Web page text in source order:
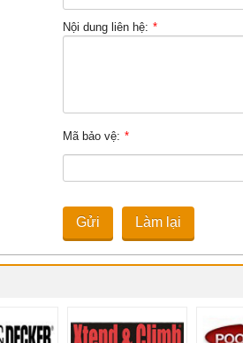
Nội dung liên hệ: *
Mã bảo vệ: *
Gửi Làm lại